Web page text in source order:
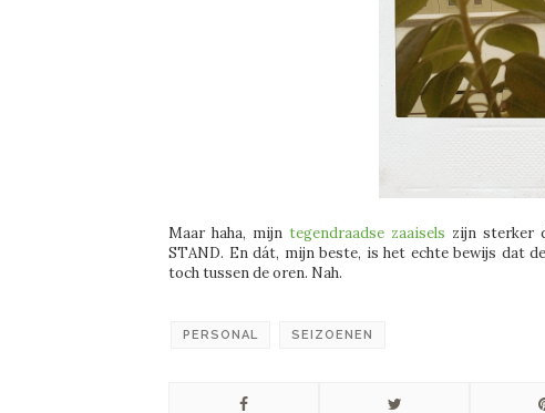
Maar haha, mijn tegendraadse zaaisels zijn sterker
STAND. En dát, mijn beste, is het echte bewijs dat
toch tussen de oren. Nah.
PERSONAL SEIZOENEN